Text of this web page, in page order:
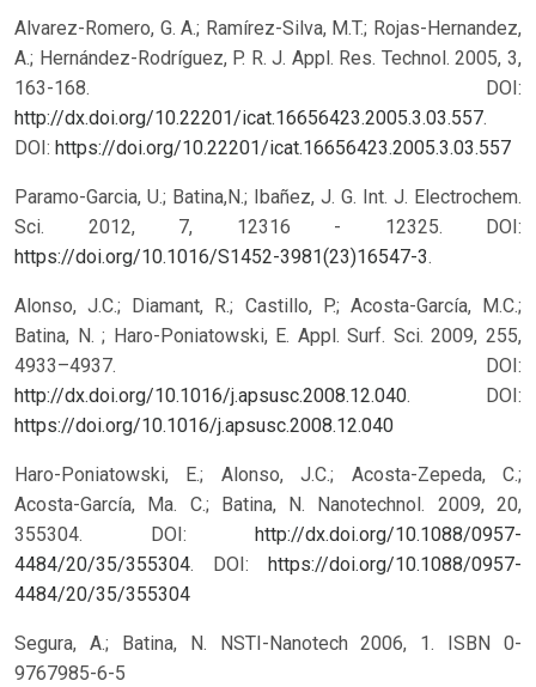
Alvarez-Romero, G. A.; Ramírez-Silva, M.T.; Rojas-Hernandez,
A.; Hernández-Rodríguez, P. R. J. Appl. Res. Technol. 2005, 3,
163-168. DOI:
http://dx.doi.org/10.22201/icat.16656423.2005.3.03.557.
DOI: https://doi.org/10.22201/icat.16656423.2005.3.03.557
Paramo-Garcia, U.; Batina,N.; Ibañez, J. G. Int. J. Electrochem.
Sci. 2012, 7, 12316 - 12325. DOI:
https://doi.org/10.1016/S1452-3981(23)16547-3.
Alonso, J.C.; Diamant, R.; Castillo, P.; Acosta-García, M.C.;
Batina, N. ; Haro-Poniatowski, E. Appl. Surf. Sci. 2009, 255,
4933–4937. DOI:
http://dx.doi.org/10.1016/j.apsusc.2008.12.040.
DOI:
https://doi.org/10.1016/j.apsusc.2008.12.040
Haro-Poniatowski, E.; Alonso, J.C.; Acosta-Zepeda, C.;
Acosta-García, Ma. C.; Batina, N. Nanotechnol. 2009, 20,
355304. DOI:
http://dx.doi.org/10.1088/0957-
4484/20/35/355304. DOI:
https://doi.org/10.1088/0957-
4484/20/35/355304
Segura, A.; Batina, N. NSTI-Nanotech 2006, 1. ISBN 0-
9767985-6-5